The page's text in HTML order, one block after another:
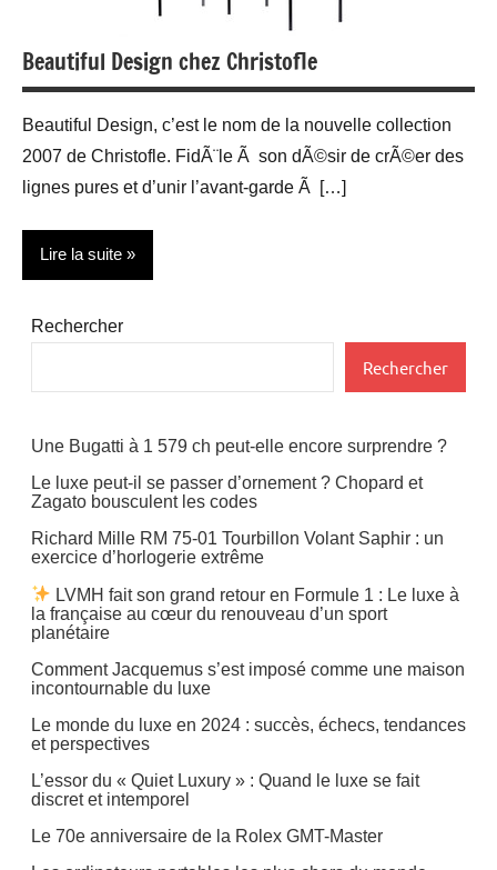
Beautiful Design chez Christofle
Beautiful Design, c’est le nom de la nouvelle collection
2007 de Christofle. FidÃ¨le Ã son dÃ©sir de crÃ©er des
lignes pures et d’unir l’avant-garde Ã […]
Lire la suite
Actualité
Design
Gadgets
Rechercher
Rechercher
Une Bugatti à 1 579 ch peut-elle encore surprendre ?
Le luxe peut-il se passer d’ornement ? Chopard et
Zagato bousculent les codes
Richard Mille RM 75-01 Tourbillon Volant Saphir : un
exercice d’horlogerie extrême
LVMH fait son grand retour en Formule 1 : Le luxe à
la française au cœur du renouveau d’un sport
planétaire
Comment Jacquemus s’est imposé comme une maison
incontournable du luxe
Le monde du luxe en 2024 : succès, échecs, tendances
et perspectives
L’essor du « Quiet Luxury » : Quand le luxe se fait
discret et intemporel
Le 70e anniversaire de la Rolex GMT-Master